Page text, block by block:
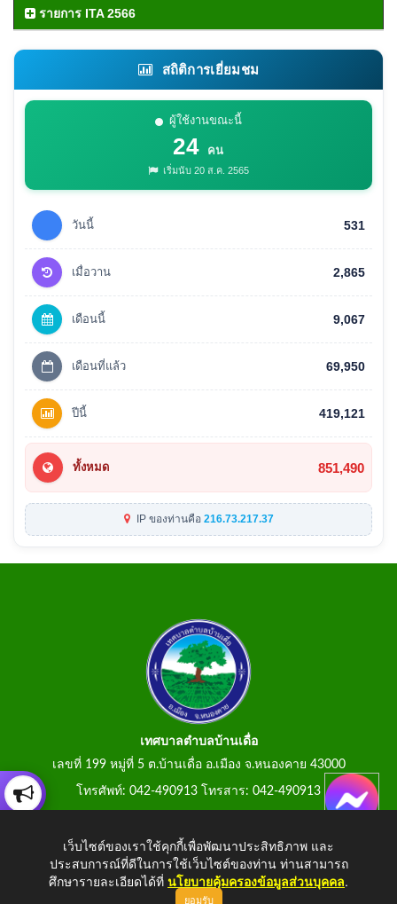
รายการ ITA 2566
สถิติการเยี่ยมชม
ผู้ใช้งานขณะนี้
24 คน
เริ่มนับ 20 ส.ค. 2565
วันนี้ 531
เมื่อวาน 2,865
เดือนนี้ 9,067
เดือนที่แล้ว 69,950
ปีนี้ 419,121
ทั้งหมด 851,490
IP ของท่านคือ 216.73.217.37
เทศบาลตำบลบ้านเดื่อ
เลขที่ 199 หมู่ที่ 5 ต.บ้านเดื่อ อ.เมือง จ.หนองคาย 43000
โทรศัพท์: 042-490913 โทรสาร: 042-490913
เว็บไซต์ของเราใช้คุกกี้เพื่อพัฒนาประสิทธิภาพ และ
ประสบการณ์ที่ดีในการใช้เว็บไซต์ของท่าน ท่านสามารถ
ศึกษารายละเอียดได้ที่ นโยบายคุ้มครองข้อมูลส่วนบุคคล.
ยอมรับ